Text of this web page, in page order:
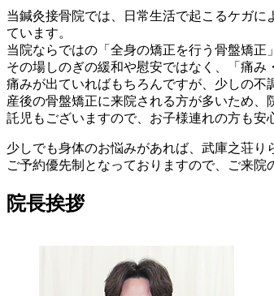
当鍼灸接骨院では、日常生活で起こるケガ
ています。
当院ならではの「全身の矯正を行う骨盤矯正
その場しのぎの緩和や慰安ではなく、「痛み
痛みが出ていればもちろんですが、少しの不
産後の骨盤矯正に来院される方が多いため、
託児もございますので、お子様連れの方も安
少しでも身体のお悩みがあれば、武庫之荘り
ご予約優先制となっておりますので、ご来院
院長挨拶